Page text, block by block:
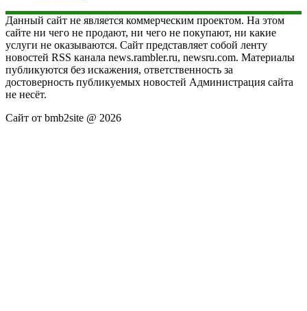
Данный сайт не является коммерческим проектом. На этом
сайте ни чего не продают, ни чего не покупают, ни какие
услуги не оказываются. Сайт представляет собой ленту
новостей RSS канала news.rambler.ru, newsru.com. Материалы
публикуются без искажения, ответственность за
достоверность публикуемых новостей Администрация сайта
не несёт.
Сайт от bmb2site @ 2026